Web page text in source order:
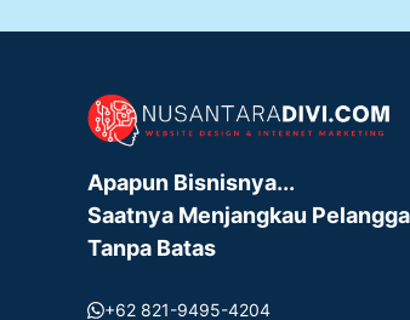
Apapun Bisnisnya...
Saatnya Menjangkau
Tanpa Batas
+62 821-9495-4204